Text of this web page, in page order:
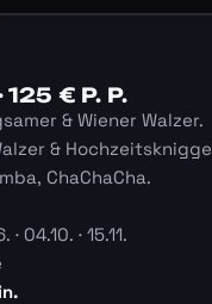
125 € P. P.
& Wiener Walzer.
& Hochzeitsknigge
ChaChaCha.
04.10. · 15.11.